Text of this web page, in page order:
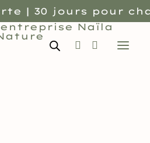
| 30 jours pour